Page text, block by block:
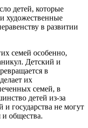
детей, которые
художественные
в развитии
семей особенно,
Детский и
в
их
семей, в
детей из-за
и государства не могут
и общества.